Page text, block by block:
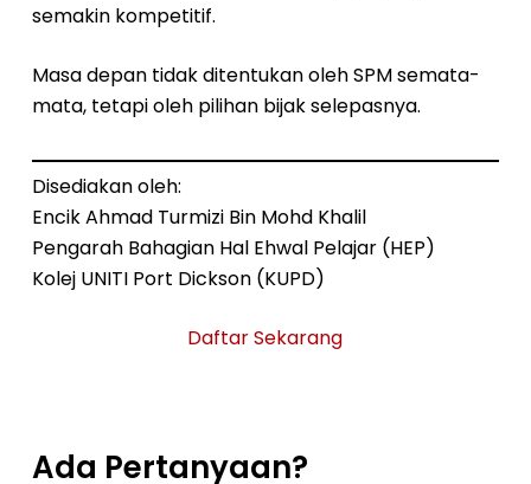
semakin kompetitif.
Masa depan tidak ditentukan oleh SPM semata-
mata, tetapi oleh pilihan bijak selepasnya.
Disediakan oleh:
Encik Ahmad Turmizi Bin Mohd Khalil
Pengarah Bahagian Hal Ehwal Pelajar (HEP)
Kolej UNITI Port Dickson (KUPD)
Daftar Sekarang
Ada Pertanyaan?